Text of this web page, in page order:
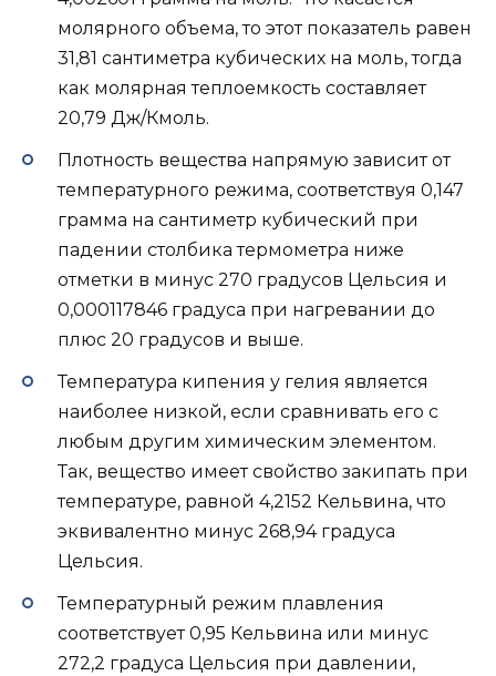
молярного объема, то этот показатель равен
31,81 сантиметра кубических на моль, тогда
как молярная теплоемкость составляет
20,79 Дж/Кмоль.
Плотность вещества напрямую зависит от
температурного режима, соответствуя 0,147
грамма на сантиметр кубический при
падении столбика термометра ниже
отметки в минус 270 градусов Цельсия и
0,000117846 градуса при нагревании до
плюс 20 градусов и выше.
Температура кипения у гелия является
наиболее низкой, если сравнивать его с
любым другим химическим элементом.
Так, вещество имеет свойство закипать при
температуре, равной 4,2152 Кельвина, что
эквивалентно минус 268,94 градуса
Цельсия.
Температурный режим плавления
соответствует 0,95 Кельвина или минус
272,2 градуса Цельсия при давлении,